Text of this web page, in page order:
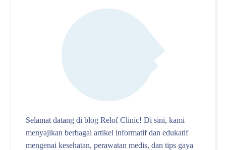
Selamat datang di blog Relof Clinic! Di sini, kami
menyajikan berbagai artikel informatif dan edukatif
mengenai kesehatan, perawatan medis, dan tips gaya